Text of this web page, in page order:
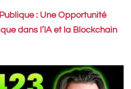
: Une Opportunité
dans l’IA et la Blockchain